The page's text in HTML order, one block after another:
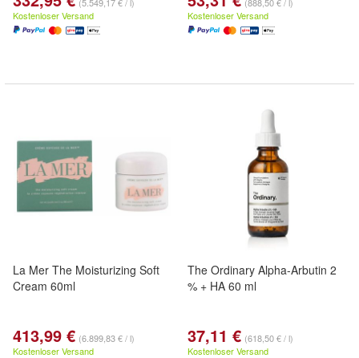
Kostenloser Versand
Kostenloser Versand
La Mer The Moisturizing Soft
Cream 60ml
413,99 € (6.899,83 € / l)
Kostenloser Versand
The Ordinary Alpha-Arbutin 2
% + HA 60 ml
37,11 € (618,50 € / l)
Kostenloser Versand